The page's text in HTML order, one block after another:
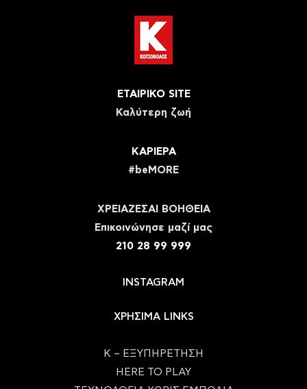
ΕΤΑΙΡΙΚΟ SITE
Καλύτερη ζωή
ΚΑΡΙΕΡΑ
#beMORE
ΧΡΕΙΑΖΕΣΑΙ ΒΟΗΘΕΙΑ
Eπικοινώνησε μαζί μας
210 28 99 999
INSTAGRAM
ΧΡΗΣΙΜΑ LINKS
Κ – ΕΞΥΠΗΡΕΤΗΣΗ
HERE TO PLAY